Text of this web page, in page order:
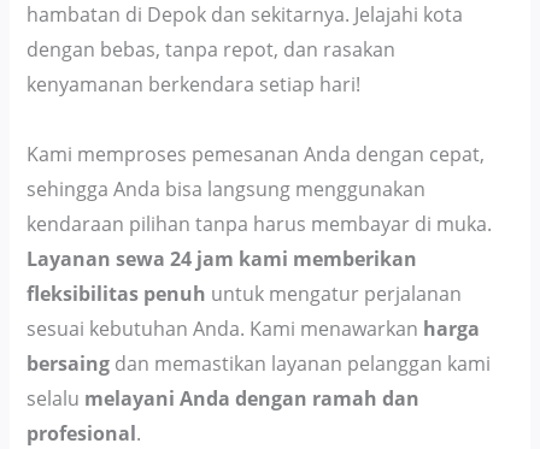
hambatan di Depok dan sekitarnya. Jelajahi kota
dengan bebas, tanpa repot, dan rasakan
kenyamanan berkendara setiap hari!
Kami memproses pemesanan Anda dengan cepat,
sehingga Anda bisa langsung menggunakan
kendaraan pilihan tanpa harus membayar di muka.
Layanan sewa 24 jam kami memberikan
fleksibilitas penuh untuk mengatur perjalanan
sesuai kebutuhan Anda. Kami menawarkan harga
bersaing dan memastikan layanan pelanggan kami
selalu melayani Anda dengan ramah dan
profesional.